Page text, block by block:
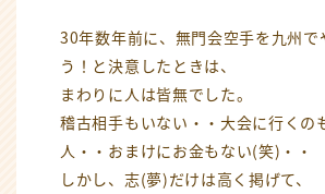
30年数年前に、無門会空手を九州で
う！と決意したときは、
まわりに人は皆無でした。
稽古相手もいない・・大会に行くの
人・・おまけにお金もない(笑)・・
しかし、志(夢)だけは高く掲げて、